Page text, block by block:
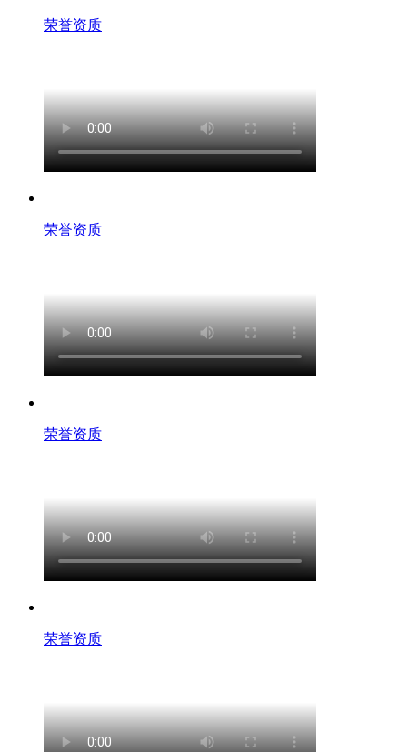
荣誉资质
荣誉资质
荣誉资质
荣誉资质